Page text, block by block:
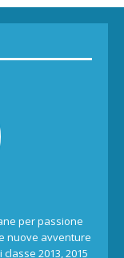
per passione
nuove avventure
2013, 2015